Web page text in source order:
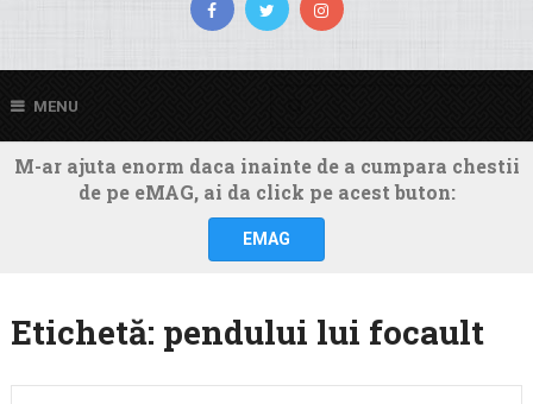
MENU
M-ar ajuta enorm daca inainte de a cumpara chestii
de pe eMAG, ai da click pe acest buton:
EMAG
Etichetă: pendului lui focault